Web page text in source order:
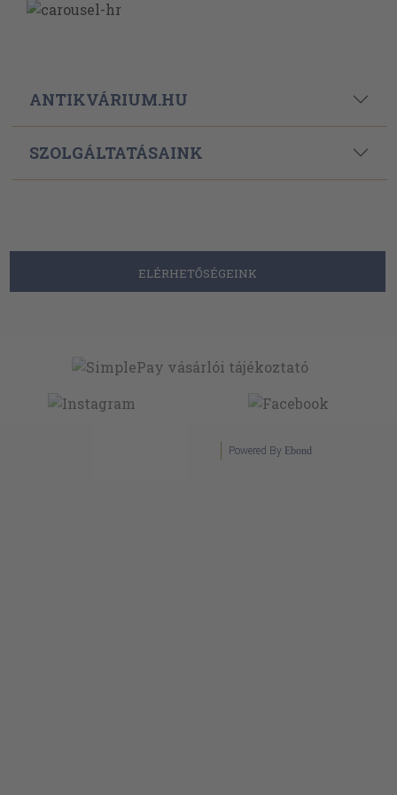
ANTIKVÁRIUM.HU
SZOLGÁLTATÁSAINK
ELÉRHETŐSÉGEINK
Powered By Ebond